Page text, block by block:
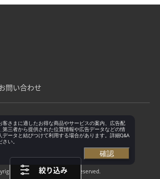
絞り込み
問い合わせ
Airlines. All rights reserved.
客さまに適したお得な商品やサービスの案内、広告配
第三者から提供された位置情報や広告データなどの情
データと結びつけて利用する場合があります。詳細Q&A
さい。
確認